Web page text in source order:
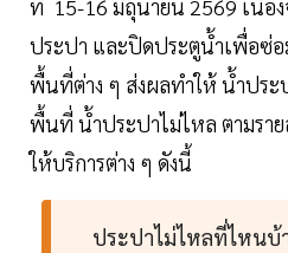
ที่ 15-16 มิถุนายน 2569 เนื่อ
ประปา และปิดประตูน้ำเพื่อซ่
พื้นที่ต่าง ๆ ส่งผลทำให้ น้ำประ
พื้นที่ น้ำประปาไม่ไหล ตามรา
ให้บริการต่าง ๆ ดังนี้
ประปาไม่ไหลที่ไหนบ้